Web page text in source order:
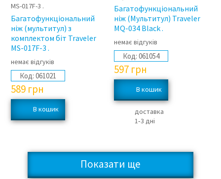
Багатофункціональний
ніж (мультитул) з
комплектом біт Traveler
MS-017F-3 .
немає відгуків
Код: 061021
589 грн
Багатофункціональний
ніж (Мультитул) Traveler
MQ-034 Black .
немає відгуків
Код: 061054
597 грн
доставка
1‑3 дні
Показати ще